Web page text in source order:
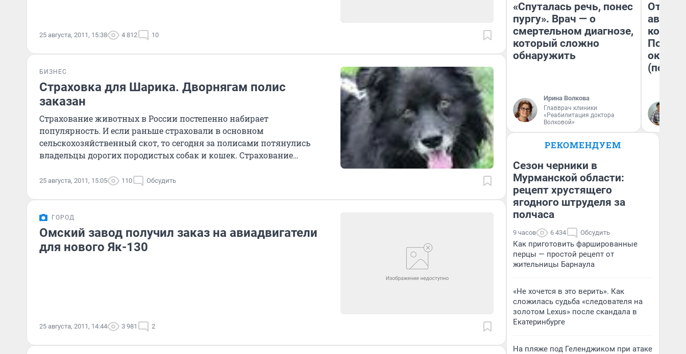
25 августа, 2011, 15:38 4 812 10
БИЗНЕС
Страховка для Шарика. Дворнягам полис
заказан
Страхование животных в России постепенно набирает
популярность. И если раньше страховали в основном
сельскохозяйственный скот, то сегодня за полисами потянулись
владельцы дорогих породистых собак и кошек. Страхование
25 августа, 2011, 15:05 110 Обсудить
ГОРОД
Омский завод получил заказ на авиадвигатели
для нового Як-130
25 августа, 2011, 14:44 3 981 2
«Спуталась речь, понес
пургу». Врач — о
смертельном диагнозе,
который сложно
обнаружить
Ирина Волкова
Главврач клиники
«Реабилитация доктора
Волковой»
От
(почти
РЕКОМЕНДУЕМ
Сезон черники в
Мурманской области:
рецепт хрустящего
ягодного штруделя за
полчаса
9 часов 6 434 Обсудить
Как приготовить фаршированные
перцы — простой рецепт от
жительницы Барнаула
«Не хочется в это верить». Как
сложилась судьба «следователя на
золотом Lexus» после скандала в
Екатеринбурге
На пляже под Геленджиком при атаке